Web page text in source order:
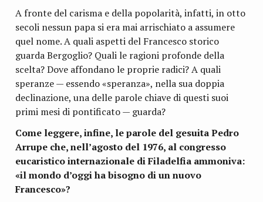
A fronte del carisma e della popolarità, infatti, in otto
secoli nessun papa si era mai arrischiato a assumere
quel nome. A quali aspetti del Francesco storico
guarda Bergoglio? Quali le ragioni profonde della
scelta? Dove affondano le proprie radici? A quali
speranze — essendo «speranza», nella sua doppia
declinazione, una delle parole chiave di questi suoi
primi mesi di pontificato — guarda?
Come leggere, infine, le parole del gesuita Pedro
Arrupe che, nell’agosto del 1976, al congresso
eucaristico internazionale di Filadelfia ammoniva:
«il mondo d’oggi ha bisogno di un nuovo
Francesco»?